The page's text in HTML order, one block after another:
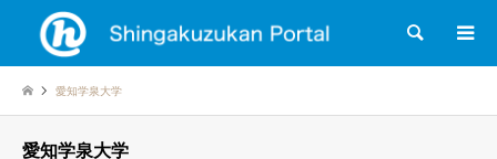
検索
愛知学泉大学
愛知学泉大学